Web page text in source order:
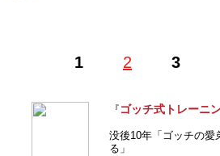
1 2 3
ダクションを経て、フリー。2015年1月
代タイガーマスクこと佐山サトルを応援
@sayama_joshi
『 ゴッチ式トレーニ
没後10年「ゴッチの愛
る」